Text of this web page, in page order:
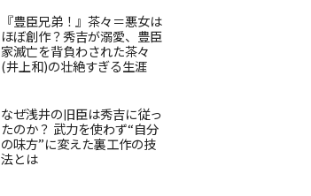
『豊臣兄弟！』茶々＝悪女は
ほぼ創作？秀吉が溺愛、豊臣
家滅亡を背負わされた茶々
(井上和)の壮絶すぎる生涯
なぜ浅井の旧臣は秀吉に従っ
たのか？ 武力を使わず“自分
の味方”に変えた裏工作の技
法とは